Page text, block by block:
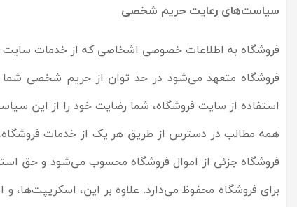
سیاست‏های رعایت حریم شخصی
فروشگاه به اطلاعات خصوصی اشخاصى که از خدمات سایت
فروشگاه متعهد می‏‌شود در حد توان از حریم شخصی شما
استفاده از سایت فروشگاه، شما رضایت خود را از این
همه مطالب در دسترس از طریق هر یک از خدمات فروشگاه،
فروشگاه جزئی از اموال فروشگاه محسوب می‏‌شود و حق
برای فروشگاه محفوظ می‏‌دارد. علاوه بر این،